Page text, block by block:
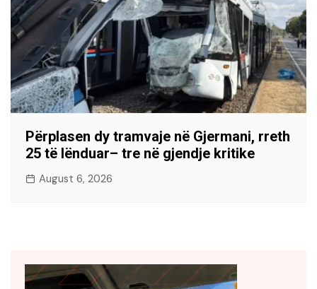
Përplasen dy tramvaje në Gjermani, rreth
25 të lënduar– tre në gjendje kritike
August 6, 2026